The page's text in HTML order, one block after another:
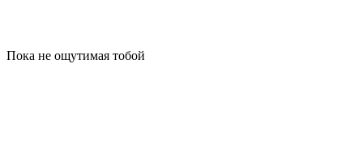
Пока не ощутимая тобой